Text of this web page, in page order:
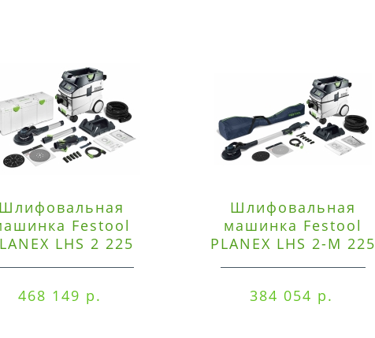
Festool
LHS 2 225
468 149 р.
Шлифовальная
машинка Festool
PLANEX LHS 2-M 225
384 054 р.